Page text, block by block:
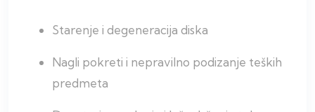
Starenje i degeneracija diska
Nagli pokreti i nepravilno podizanje teških
predmeta